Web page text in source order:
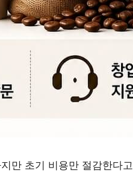
만 초기 비용만 절감한다